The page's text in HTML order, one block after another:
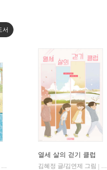
서
북스그라운드
열세 살의 걷기 클럽
김혜정 글/김연제 그림